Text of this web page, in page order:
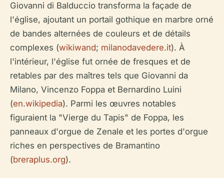
Giovanni di Balduccio transforma la façade de
l'église, ajoutant un portail gothique en marbre orné
de bandes alternées de couleurs et de détails
complexes (wikiwand; milanodavedere.it). À
l'intérieur, l'église fut ornée de fresques et de
retables par des maîtres tels que Giovanni da
Milano, Vincenzo Foppa et Bernardino Luini
(en.wikipedia). Parmi les œuvres notables
figuraient la "Vierge du Tapis" de Foppa, les
panneaux d'orgue de Zenale et les portes d'orgue
riches en perspectives de Bramantino
(breraplus.org).